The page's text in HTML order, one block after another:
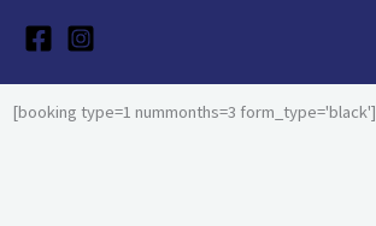
content
[booking type=1 nummonths=3 form_type='black']